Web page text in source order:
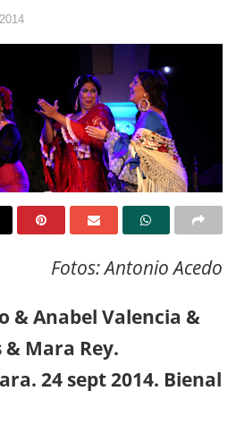
Fotos: Antonio Acedo
& Anabel Valencia &
Mara Rey.
24 sept 2014. Bienal